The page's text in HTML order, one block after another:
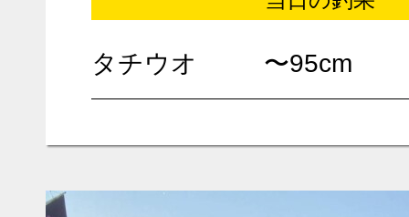
タチウオ 〜95cm